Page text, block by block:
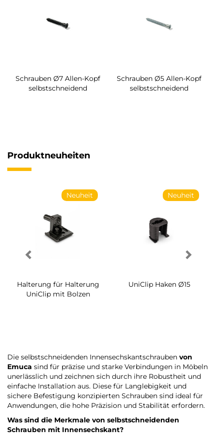
Schrauben Ø7 Allen-Kopf
selbstschneidend
Schrauben Ø5 Allen-Kopf
selbstschneidend
Produktneuheiten
Neuheit
Halterung für Halterung
UniClip mit Bolzen
Neuheit
UniClip Haken Ø15
Die selbstschneidenden Innensechskantschrauben von
Emuca sind für präzise und starke Verbindungen in Möbeln
unerlässlich und zeichnen sich durch ihre Robustheit und
einfache Installation aus. Diese für Langlebigkeit und
sichere Befestigung konzipierten Schrauben sind ideal für
Anwendungen, die hohe Präzision und Stabilität erfordern.
Was sind die Merkmale von selbstschneidenden
Schrauben mit Innensechskant?